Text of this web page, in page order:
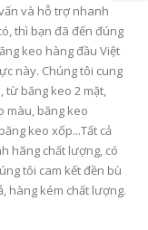
và hỗ trợ nhanh
thì bạn đã đến đúng
keo hàng đầu Việt
này. Chúng tôi cung
băng keo 2 mặt,
màu, băng keo
keo xốp...Tất cả
hãng chất lượng, có
tôi cam kết đền bù
hàng kém chất lượng.